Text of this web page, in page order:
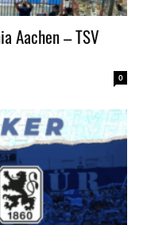
Aachen – TSV
0